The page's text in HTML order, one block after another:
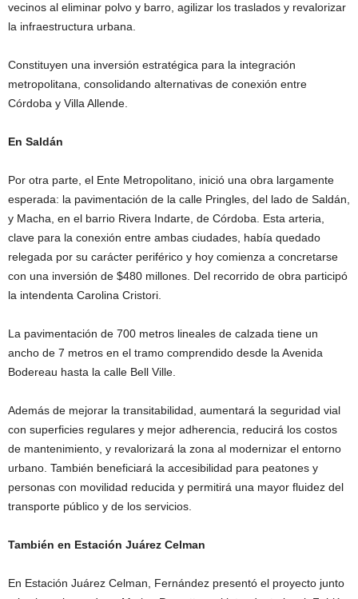
vecinos al eliminar polvo y barro, agilizar los traslados y revalorizar
la infraestructura urbana.
Constituyen una inversión estratégica para la integración
metropolitana, consolidando alternativas de conexión entre
Córdoba y Villa Allende.
En Saldán
Por otra parte, el Ente Metropolitano, inició una obra largamente
esperada: la pavimentación de la calle Pringles, del lado de Saldán,
y Macha, en el barrio Rivera Indarte, de Córdoba. Esta arteria,
clave para la conexión entre ambas ciudades, había quedado
relegada por su carácter periférico y hoy comienza a concretarse
con una inversión de $480 millones. Del recorrido de obra participó
la intendenta Carolina Cristori.
La pavimentación de 700 metros lineales de calzada tiene un
ancho de 7 metros en el tramo comprendido desde la Avenida
Bodereau hasta la calle Bell Ville.
Además de mejorar la transitabilidad, aumentará la seguridad vial
con superficies regulares y mejor adherencia, reducirá los costos
de mantenimiento, y revalorizará la zona al modernizar el entorno
urbano. También beneficiará la accesibilidad para peatones y
personas con movilidad reducida y permitirá una mayor fluidez del
transporte público y de los servicios.
También en Estación Juárez Celman
En Estación Juárez Celman, Fernández presentó el proyecto junto